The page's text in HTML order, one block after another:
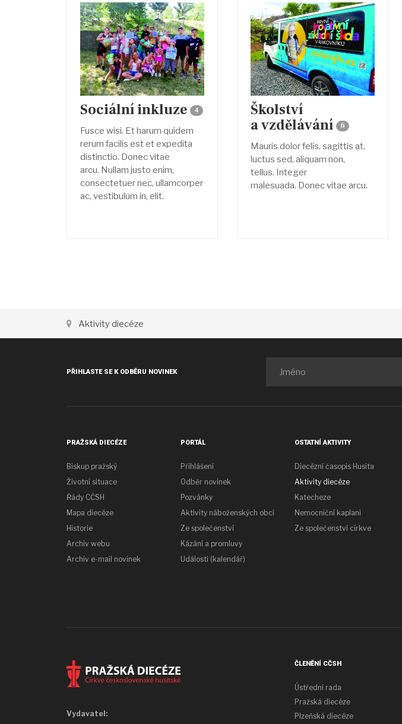
Sociální inkluze 4
Fusce wisi. Et harum quidem
rerum facilis est et expedita
distinctio. Donec vitae
arcu. Nullam justo enim,
consectetuer nec, ullamcorper
ac, vestibulum in, elit.
Školství
a vzdělávání
6
Mauris dolor felis, sagittis at,
luctus sed, aliquam non,
tellus. Integer
malesuada. Donec vitae arcu.
Aktivity diecéze
PŘIHLASTE SE K ODBĚRU NOVINEK
PRAŽSKÁ DIECÉZE
Biskup pražský
Životní situace
Řády CČSH
Mapa diecéze
Historie
Archiv webu
Archiv e-mail novinek
PORTÁL
Přihlášení
Odběr novinek
Pozvánky
Aktivity náboženských obcí
Ze společenství
Kázání a promluvy
Události (kalendář)
OSTATNÍ AKTIVITY
Diecézní časopis Husita
Aktivity diecéze
Katecheze
Nemocniční kaplani
Ze společenství církve
Vydavatel:
ČLENĚNÍ CČSH
Ústřední rada
Pražská diecéze
Plzeňská diecéze